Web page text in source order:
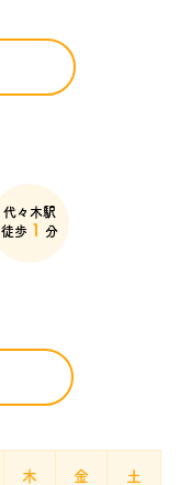
代々木駅
徒歩 1 分
木 金 土